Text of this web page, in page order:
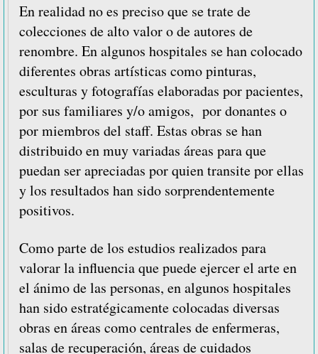
En realidad no es preciso que se trate de
colecciones de alto valor o de autores de
renombre. En algunos hospitales se han colocado
diferentes obras artísticas como pinturas,
esculturas y fotografías elaboradas por pacientes,
por sus familiares y/o amigos, por donantes o
por miembros del staff. Estas obras se han
distribuido en muy variadas áreas para que
puedan ser apreciadas por quien transite por ellas
y los resultados han sido sorprendentemente
positivos.
Como parte de los estudios realizados para
valorar la influencia que puede ejercer el arte en
el ánimo de las personas, en algunos hospitales
han sido estratégicamente colocadas diversas
obras en áreas como centrales de enfermeras,
salas de recuperación, áreas de cuidados